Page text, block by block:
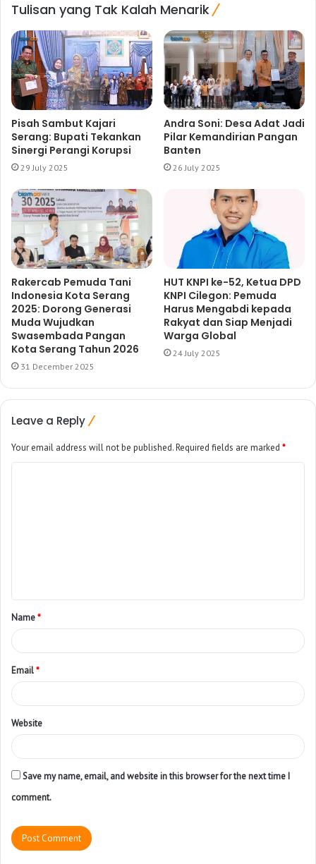
Tulisan yang Tak Kalah Menarik
Pisah Sambut Kajari
Serang: Bupati Tekankan
Sinergi Perangi Korupsi
29 July 2025
Andra Soni: Desa Adat Jadi
Pilar Kemandirian Pangan
Banten
26 July 2025
Rakercab Pemuda Tani
Indonesia Kota Serang
2025: Dorong Generasi
Muda Wujudkan
Swasembada Pangan
Kota Serang Tahun 2026
31 December 2025
HUT KNPI ke-52, Ketua DPD
KNPI Cilegon: Pemuda
Harus Mengabdi kepada
Rakyat dan Siap Menjadi
Warga Global
24 July 2025
Leave a Reply
Your email address will not be published.Required fields are marked *
Name*
Email*
Website
Save my name, email, and website in this browser for the next time I
comment.